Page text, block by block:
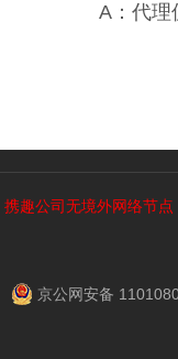
A：代理
携趣公司无境外网络节
京公网安备